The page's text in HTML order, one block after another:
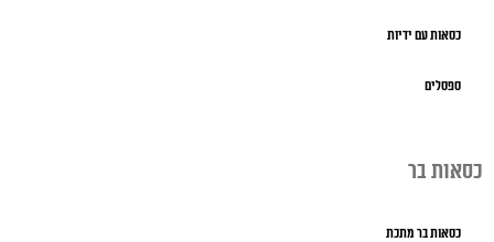
כסאות עם ידיות
ספסלים
כסאות בר
כסאות בר מתכת